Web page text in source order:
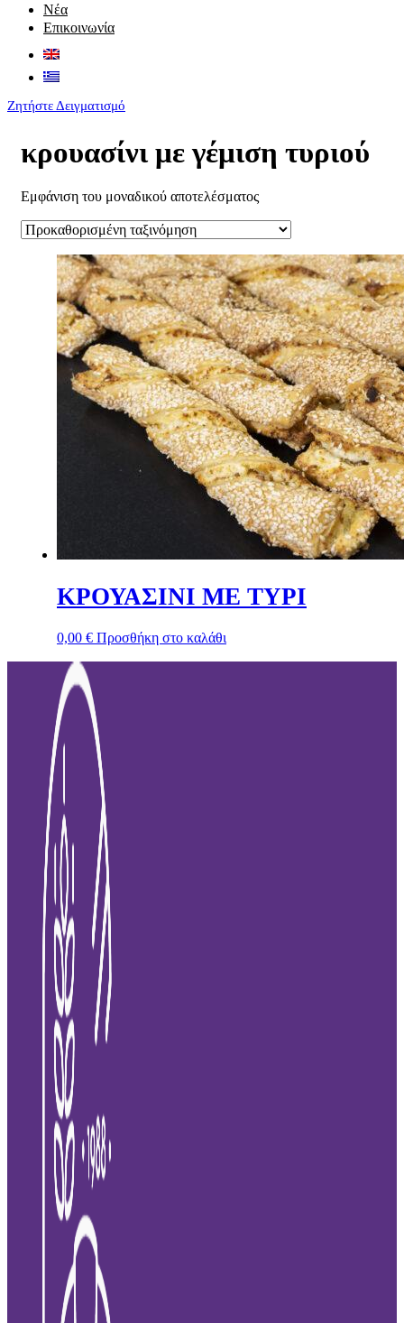
Νέα
Επικοινωνία
Ζητήστε Δειγματισμό
κρουασίνι με γέμιση τυριού
Εμφάνιση του μοναδικού αποτελέσματος
ΚΡΟΥΑΣΙΝΙ ΜΕ ΤΥΡΙ
0,00 € Προσθήκη στο καλάθι